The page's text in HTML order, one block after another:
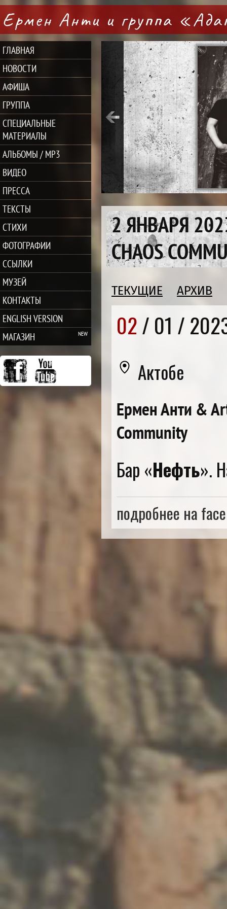
Ермен Анти и группа
ГЛАВНАЯ
НОВОСТИ
АФИША
ГРУППА
СПЕЦИАЛЬНЫЕ
МАТЕРИАЛЫ
АЛЬБОМЫ / MP3
ВИДЕО
ПРЕССА
ТЕКСТЫ
СТИХИ
ФОТОГРАФИИ
ССЫЛКИ
МУЗЕЙ
КОНТАКТЫ
ENGLISH VERSION
МАГАЗИН
2 ЯНВАРЯ
CHAOS
ТЕКУЩИЕ АРХИВ
02/ 01 /
Актобе
Ермен Анти &
Community
Бар «Нефть».
подробнее на